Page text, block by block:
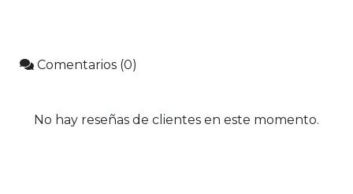
Comentarios (0)
No hay reseñas de clientes en este momento.